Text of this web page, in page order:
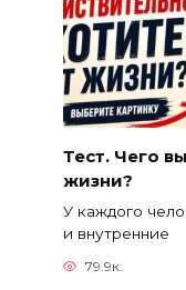
Тест. Чего
жизни?
У каждого
и внутренние
79.9к.